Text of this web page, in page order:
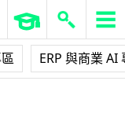
ERP 與商業 AI